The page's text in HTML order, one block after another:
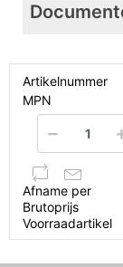
Artikelnummer
MPN
Afname per
Brutoprijs
Voorraadartikel